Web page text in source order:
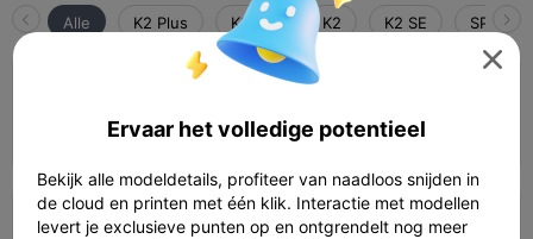
Alle K2 Plus K2 Pro K2 K2 SE SPARKX
 01h 21m  1 plates  68.40g
0.2mm layer, 2 walls, 15% infill

Ervaar het volledige potentieel
Bekijk alle modeldetails, profiteer van naadloos snijden in
de cloud en printen met één klik. Interactie met modellen
levert je exclusieve punten op en ontgrendelt nog meer